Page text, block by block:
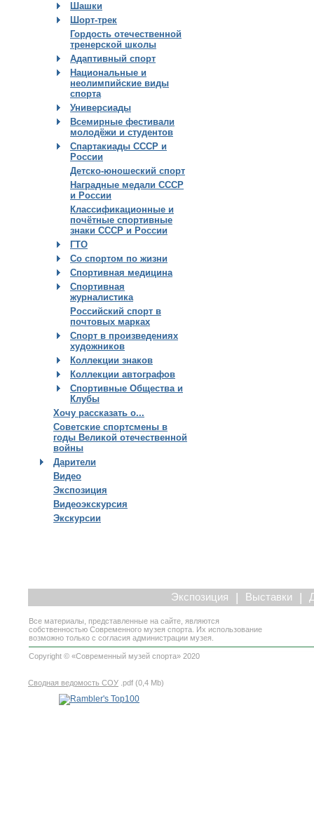
Шашки
Шорт-трек
Гордость отечественной
тренерской школы
Адаптивный спорт
Национальные и
неолимпийские виды
спорта
Универсиады
Всемирные фестивали
молодёжи и студентов
Спартакиады СССР и
России
Детско-юношеский спорт
Наградные медали СССР
и России
Классификационные и
почётные спортивные
знаки СССР и России
ГТО
Со спортом по жизни
Спортивная медицина
Спортивная
журналистика
Российский спорт в
почтовых марках
Спорт в произведениях
художников
Коллекции знаков
Коллекции автографов
Спортивные Общества и
Клубы
Хочу рассказать о...
Советские спортсмены в
годы Великой отечественной
войны
Дарители
Видео
Экспозиция
Видеоэкскурсия
Экскурсии
Экспозиция | Выставки |
Все материалы, представленные на сайте, являются
собственностью Современного музея спорта. Их использование
возможно только с согласия администрации музея.
Copyright © «Современный музей спорта» 2020
Сводная ведомость СОУ .pdf (0,4 Mb)